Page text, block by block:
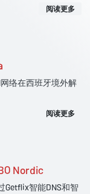
阅读更多
络在西班牙境外解
阅读更多
Nordic
智能DNS和智